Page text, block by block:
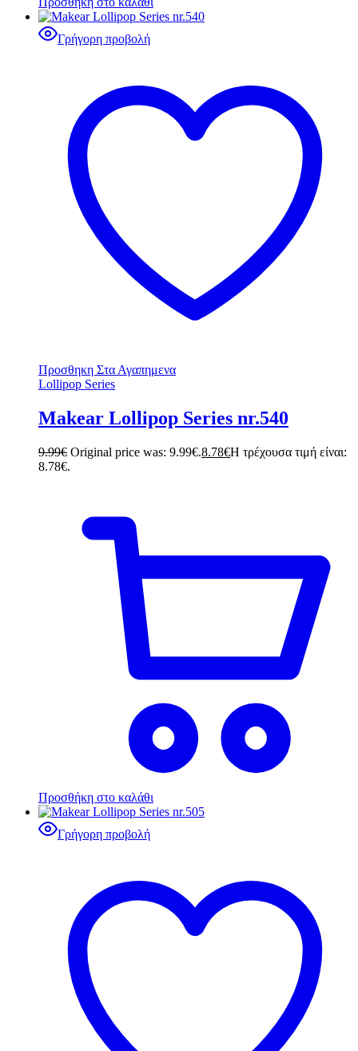
Γρήγορη προβολή
Προσθηκη Στα Αγαπημενα
Lollipop Series
Makear Lollipop Series nr.540
9.99€ Original price was: 9.99€.8.78€Η τρέχουσα τιμή είναι:
8.78€.
Προσθήκη στο καλάθι
Γρήγορη προβολή